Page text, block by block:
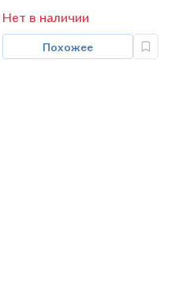
Нет в наличии
Похожее